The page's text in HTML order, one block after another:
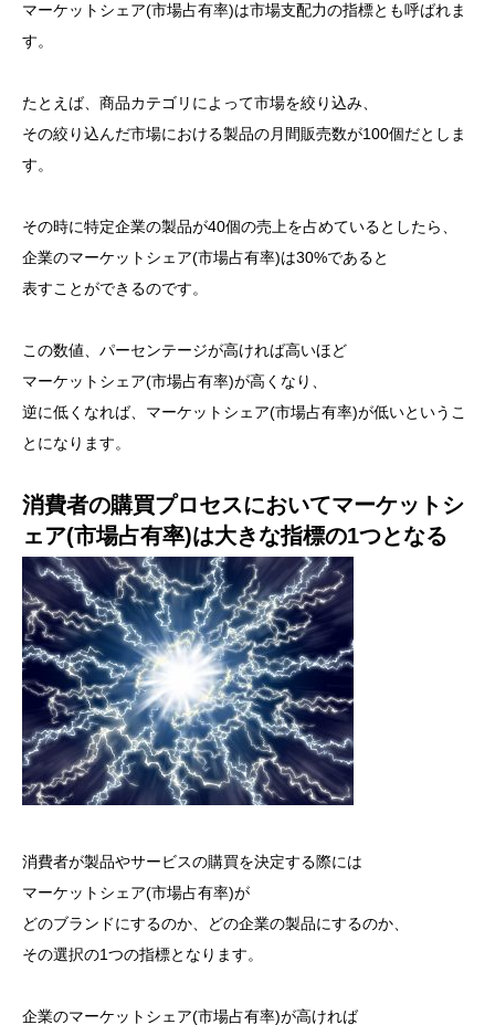
マーケットシェア(市場占有率)は市場支配力の指標とも呼ばれま
す。
たとえば、商品カテゴリによって市場を絞り込み、
その絞り込んだ市場における製品の月間販売数が100個だとしま
す。
その時に特定企業の製品が40個の売上を占めているとしたら、
企業のマーケットシェア(市場占有率)は30%であると
表すことができるのです。
この数値、パーセンテージが高ければ高いほど
マーケットシェア(市場占有率)が高くなり、
逆に低くなれば、マーケットシェア(市場占有率)が低いというこ
とになります。
消費者の購買プロセスにおいてマーケットシ
ェア(市場占有率)は大きな指標の1つとなる
消費者が製品やサービスの購買を決定する際には
マーケットシェア(市場占有率)が
どのブランドにするのか、どの企業の製品にするのか、
その選択の1つの指標となります。
企業のマーケットシェア(市場占有率)が高ければ